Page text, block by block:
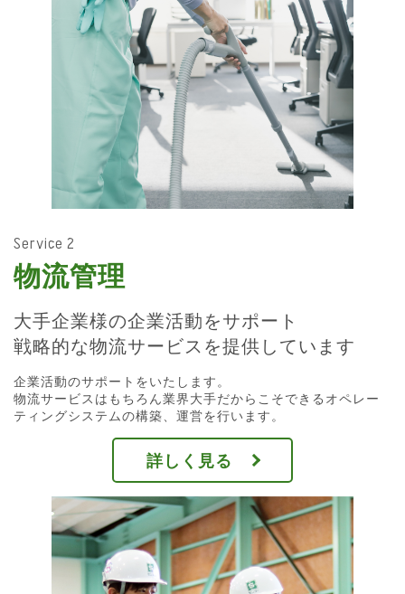
Service 2
物流管理
大手企業様の企業活動をサポート
戦略的な物流サービスを提供しています
企業活動のサポートをいたします。
物流サービスはもちろん業界大手だからこそできるオペレー
ティングシステムの構築、運営を行います。
詳しく見る